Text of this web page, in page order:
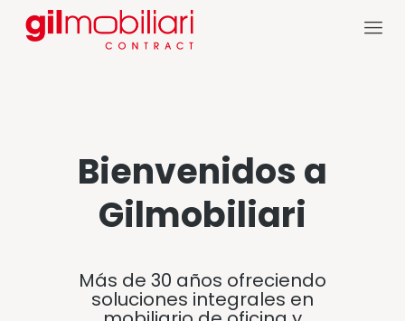
Bienvenidos a
Gilmobiliari
Más de 30 años ofreciendo
soluciones integrales en